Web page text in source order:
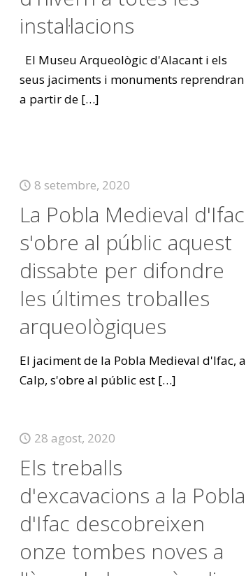
instal·lacions
El Museu Arqueològic d'Alacant i els
seus jaciments i monuments reprendran
a partir de[…]
8 setembre, 2020
La Pobla Medieval d'Ifac
s'obre al públic aquest
dissabte per difondre
les últimes troballes
arqueològiques
El jaciment de la Pobla Medieval d'Ifac, a
Calp, s'obre al públic est[…]
28 agost, 2020
Els treballs
d'excavacions a la Pobla
d'Ifac descobreixen
onze tombes noves a